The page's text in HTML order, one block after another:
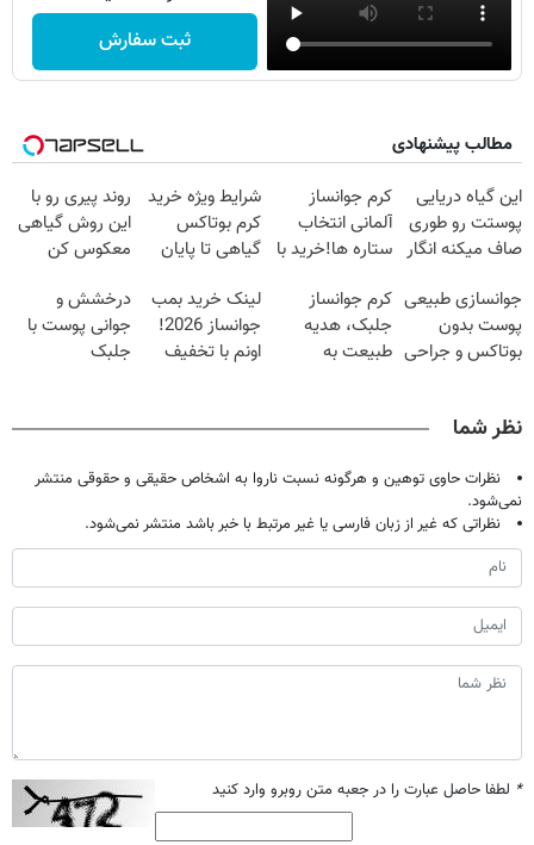
ثبت سفارش
مطالب پیشنهادی
این گیاه دریایی
پوستت رو طوری
صاف میکنه انگار
شدی🔥
کرم جوانساز
آلمانی انتخاب
ستاره ها!خرید با
شرایط ویژه خرید
کرم بوتاکس
گیاهی تا پایان
روند پیری رو با
این روش گیاهی
معکوس کن
جوانسازی طبیعی
پوست بدون
بوتاکس و جراحی
کرم جوانساز
جلبک، هدیه
طبیعت به
لینک خرید بمب
جوانساز 2026!
اونم با تخفیف
درخشش و
جوانی پوست با
جلبک
تخفیف ویژه
نظر شما
نظرات حاوی توهین و هرگونه نسبت ناروا به اشخاص حقیقی و حقوقی منتشر
نمی‌شود.
نظراتی که غیر از زبان فارسی یا غیر مرتبط با خبر باشد منتشر نمی‌شود.
* لطفا حاصل عبارت را در جعبه متن روبرو وارد کنید